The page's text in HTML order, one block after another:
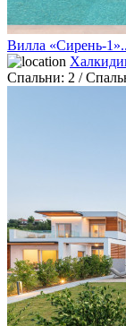
Вилла «Сирень-
Спальни: 2 /